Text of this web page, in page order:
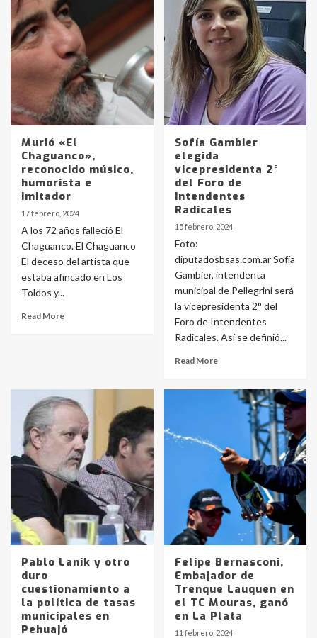
Murió «El
Chaguanco»,
reconocido músico,
humorista e
imitador
17 febrero, 2024
A los 72 años falleció El
Chaguanco. El Chaguanco
El deceso del artista que
estaba afincado en Los
Toldos y...
Read More
Sofía Gambier
elegida
vicepresidenta 2°
del Foro de
Intendentes
Radicales
15 febrero, 2024
Foto:
diputadosbsas.com.ar Sofía
Gambier, intendenta
municipal de Pellegrini será
la vicepresidenta 2° del
Foro de Intendentes
Radicales. Así se definió...
Read More
Pablo Lanik y otro
duro
cuestionamiento a
la política de tasas
municipales en
Pehuajó
Felipe Bernasconi,
Embajador de
Trenque Lauquen en
el TC Mouras, ganó
en La Plata
11 febrero, 2024